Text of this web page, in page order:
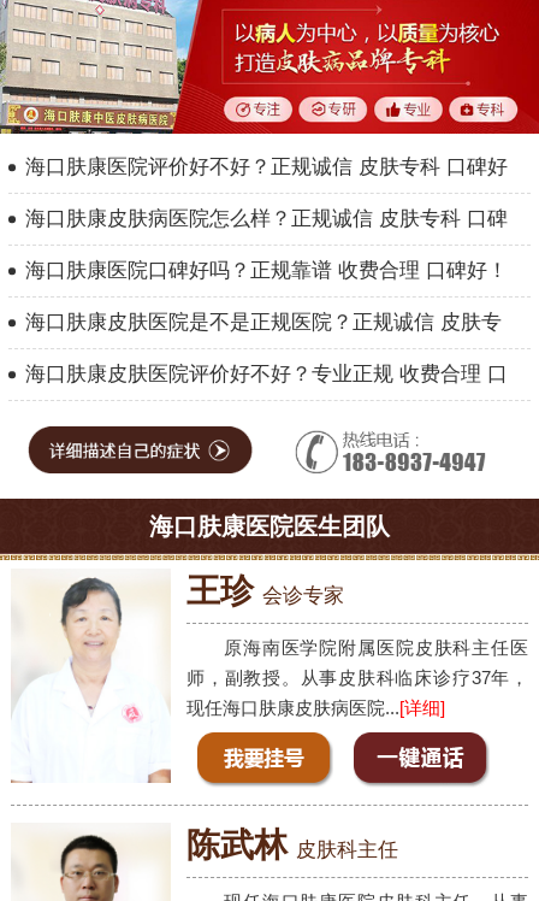
海口肤康医院评价好不好？正规诚信 皮肤专科 口碑好
海口肤康皮肤病医院怎么样？正规诚信 皮肤专科 口碑
海口肤康医院口碑好吗？正规靠谱 收费合理 口碑好！
海口肤康皮肤医院是不是正规医院？正规诚信 皮肤专
海口肤康皮肤医院评价好不好？专业正规 收费合理 口
海口肤康医院医生团队
王珍 会诊专家
原海南医学院附属医院皮肤科主任医
师，副教授。从事皮肤科临床诊疗37年，
现任海口肤康皮肤病医院...[详细]
陈武林 皮肤科主任